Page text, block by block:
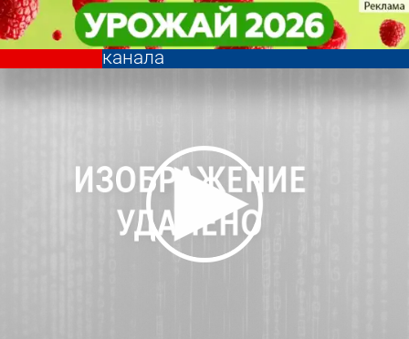
Житель дома на Карпинского
украсил подъезд к конкурсу 11
канала
Из жизни
Житель дома на Карпинского
украсил подъезд к конкурсу 11
канала
Из жизни
Другие новости по
теме
Погода и курсы
валют в Пензе